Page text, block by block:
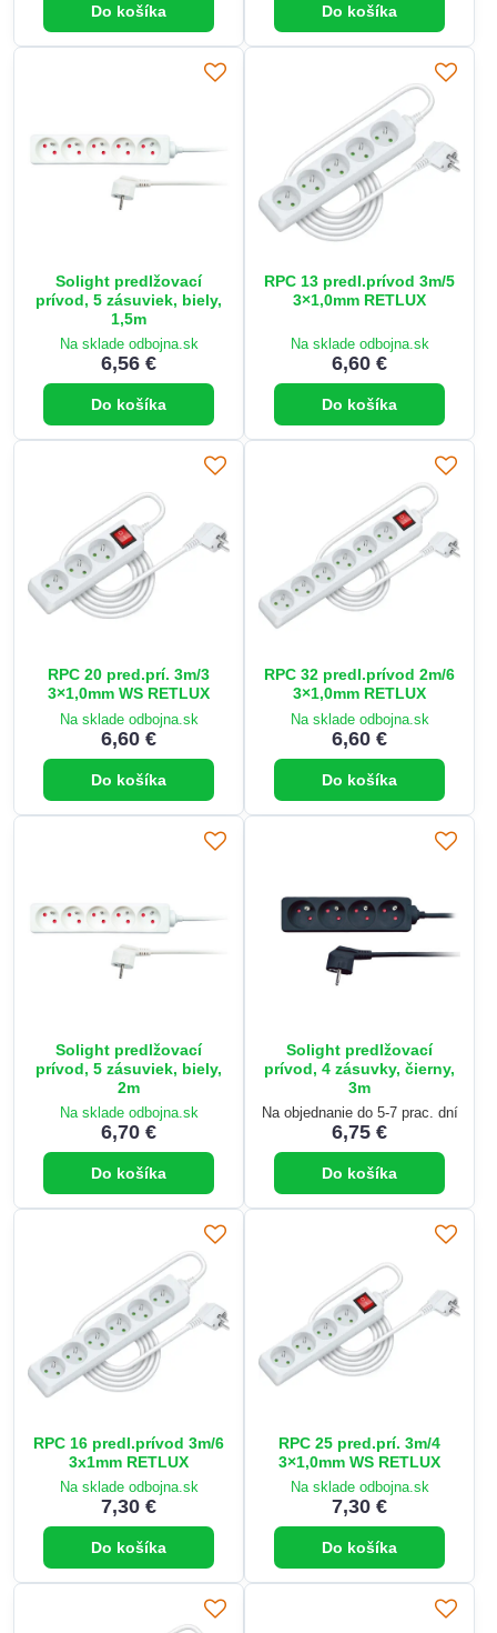
Do košíka Do košíka
Solight predlžovací
prívod, 5 zásuviek, biely,
1,5m
Na sklade odbojna.sk
6,56 €
Do košíka
RPC 13 predl.prívod 3m/5
3×1,0mm RETLUX
Na sklade odbojna.sk
6,60 €
Do košíka
RPC 20 pred.prí. 3m/3
3×1,0mm WS RETLUX
Na sklade odbojna.sk
6,60 €
Do košíka
RPC 32 predl.prívod 2m/6
3×1,0mm RETLUX
Na sklade odbojna.sk
6,60 €
Do košíka
Solight predlžovací
prívod, 5 zásuviek, biely,
2m
Na sklade odbojna.sk
6,70 €
Do košíka
Solight predlžovací
prívod, 4 zásuvky, čierny,
3m
Na objednanie do 5-7 prac. dní
6,75 €
Do košíka
RPC 16 predl.prívod 3m/6
3x1mm RETLUX
Na sklade odbojna.sk
7,30 €
Do košíka
RPC 25 pred.prí. 3m/4
3×1,0mm WS RETLUX
Na sklade odbojna.sk
7,30 €
Do košíka